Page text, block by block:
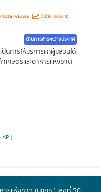
total views
329 recent
ด้านการค้าระหว่างประเทศ
นการให้บริการแก่ผู้มีส่วนได้
เกษตรและอาหารแห่งชาติ
API).